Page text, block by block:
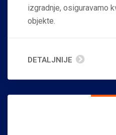
izgradnje, osiguravamo
objekte.
DETALJNIJE